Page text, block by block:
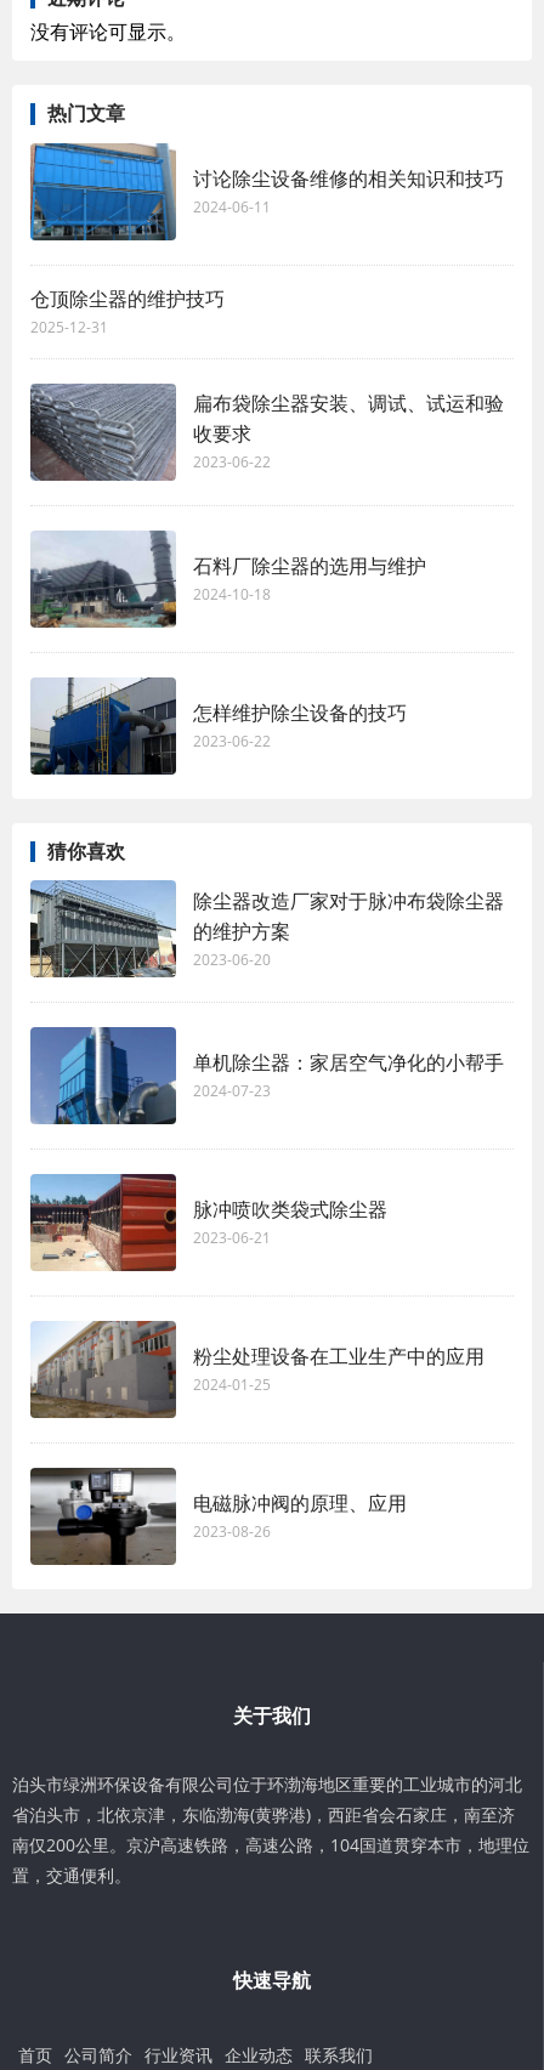
没有评论可显示。
热门文章
讨论除尘设备维修的相关知识和技巧
2024-06-11
仓顶除尘器的维护技巧
2025-12-31
扁布袋除尘器安装、调试、试运和验
收要求
2023-06-22
石料厂除尘器的选用与维护
2024-10-18
怎样维护除尘设备的技巧
2023-06-22
猜你喜欢
除尘器改造厂家对于脉冲布袋除尘器
的维护方案
2023-06-20
单机除尘器：家居空气净化的小帮手
2024-07-23
脉冲喷吹类袋式除尘器
2023-06-21
粉尘处理设备在工业生产中的应用
2024-01-25
电磁脉冲阀的原理、应用
2023-08-26
关于我们
泊头市绿洲环保设备有限公司位于环渤海地区重要的工业城市的河北
省泊头市，北依京津，东临渤海(黄骅港)，西距省会石家庄，南至济
南仅200公里。京沪高速铁路，高速公路，104国道贯穿本市，地理位
置，交通便利。
快速导航
首页 公司简介 行业资讯 企业动态 联系我们